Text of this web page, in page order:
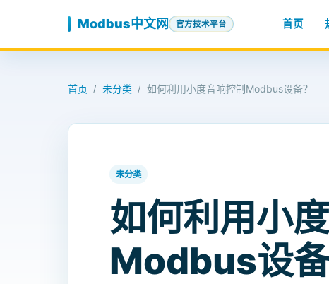
Modbus中文网 官方技术平台 首页
首页 / 未分类 / 如何利用小度音响控制Modbus设备？
未分类
如何利用小
Modbus设备